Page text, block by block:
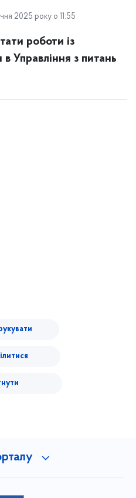
2025 року о 11:55
роботи із
Управління з питань